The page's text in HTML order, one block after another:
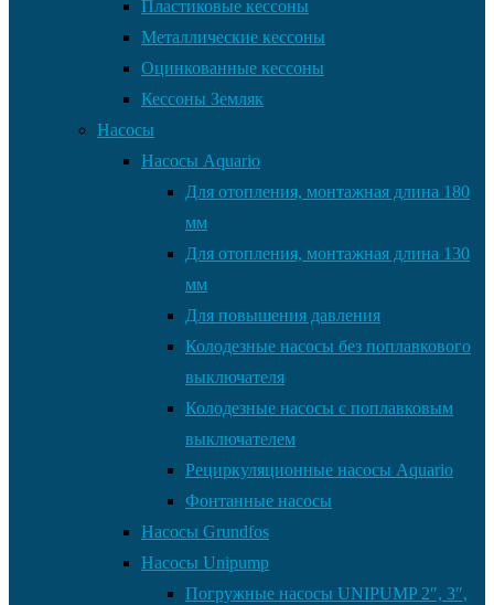
Пластиковые кессоны
Металлические кессоны
Оцинкованные кессоны
Кессоны Земляк
Насосы
Насосы Aquario
Для отопления, монтажная длина 180
мм
Для отопления, монтажная длина 130
мм
Для повышения давления
Колодезные насосы без поплавкового
выключателя
Колодезные насосы с поплавковым
выключателем
Рециркуляционные насосы Aquario
Фонтанные насосы
Насосы Grundfos
Насосы Unipump
Погружные насосы UNIPUMP 2″, 3″,